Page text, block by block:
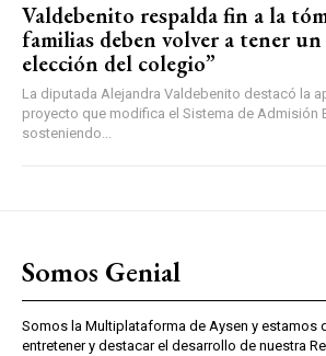
Valdebenito respalda fin a la
familias deben volver a tener
elección del colegio”
La diputada Alejandra Valdebenito destacó la
proyecto que modifica el Sistema de Admisión
sosteniendo...
Somos Genial
Somos la Multiplataforma de Aysen y estamos
entretener y destacar el desarrollo de nuestra